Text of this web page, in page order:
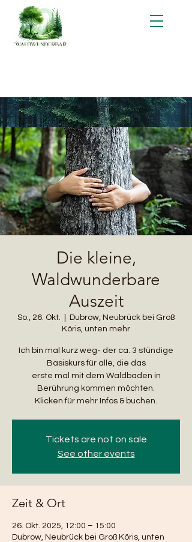
Die kleine,
Waldwunderbare
Auszeit
So., 26. Okt.
Dubrow, Neubrück bei Groß
Köris, unten mehr
Ich bin mal kurz weg- der ca. 3 stündige
Basiskurs für alle, die das
erste mal mit dem Waldbaden in
Berührung kommen möchten.
Klicken für mehr Infos & buchen.
Tickets are not on sale
See other events
Zeit & Ort
26. Okt. 2025, 12:00 – 15:00
Dubrow, Neubrück bei Groß Köris, unten